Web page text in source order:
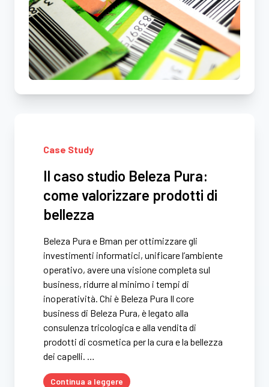
Case Study
Il caso studio Beleza Pura:
come valorizzare prodotti di
bellezza
Beleza Pura e Bman per ottimizzare gli
investimenti informatici, unificare l’ambiente
operativo, avere una visione completa sul
business, ridurre al minimo i tempi di
inoperatività. Chi è Beleza Pura Il core
business di Beleza Pura, è legato alla
consulenza tricologica e alla vendita di
prodotti di cosmetica per la cura e la bellezza
dei capelli. …
Continua a leggere